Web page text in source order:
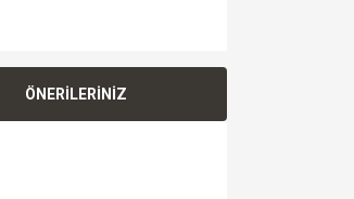
ÖNERİLERİNİZ